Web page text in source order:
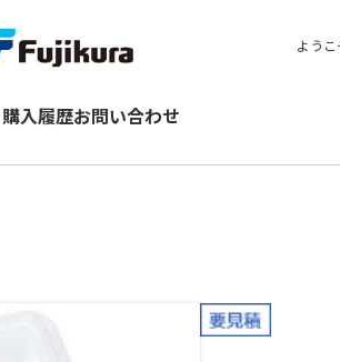
ようこ
購入履歴お問い合わせ